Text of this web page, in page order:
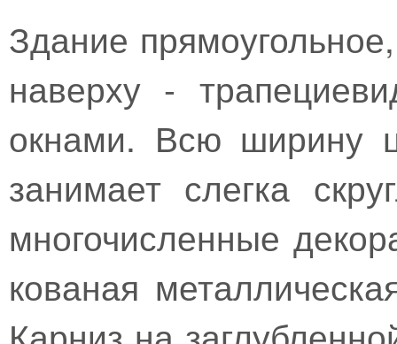
Здание
наверху -
окнами. Всю ширину
занимает слегка
многочисленные
кованая